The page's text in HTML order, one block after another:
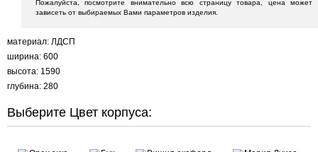
Пожалуйста, посмотрите внимательно всю страницу товара, цена может
зависеть от выбираемых Вами параметров изделия.
материал: ЛДСП
ширина: 600
высота: 1590
глубина: 280
Выберите Цвет корпуса: